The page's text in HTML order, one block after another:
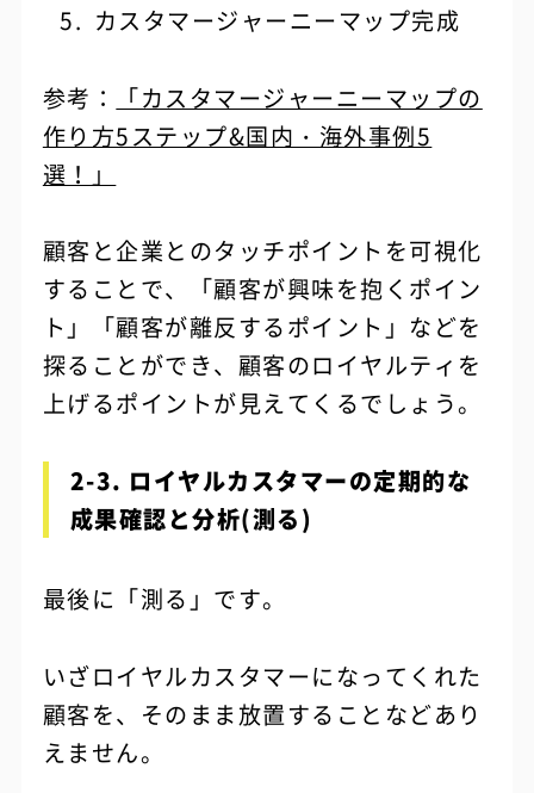
カスタマージャーニーマップ完成
参考：
「カスタマージャーニーマップの
作り方5ステップ&国内・海外事例5
選！」
顧客と企業とのタッチポイントを可視化
することで、「顧客が興味を抱くポイン
ト」「顧客が離反するポイント」などを
探ることができ、顧客のロイヤルティを
上げるポイントが見えてくるでしょう。
2-3. ロイヤルカスタマーの定期的な
成果確認と分析(測る)
最後に「測る」です。
いざロイヤルカスタマーになってくれた
顧客を、そのまま放置することなどあり
えません。